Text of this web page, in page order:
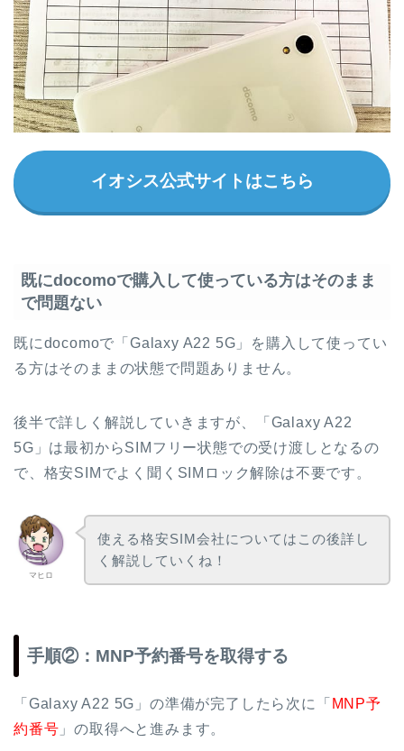
イオシス公式サイトはこちら
既にdocomoで購入して使っている方はそのまま
で問題ない
既にdocomoで「Galaxy A22 5G」を購入して使ってい
る方はそのままの状態で問題ありません。
後半で詳しく解説していきますが、「Galaxy A22
5G」は最初からSIMフリー状態での受け渡しとなるの
で、格安SIMでよく聞くSIMロック解除は不要です。
マヒロ
使える格安SIM会社についてはこの後詳し
く解説していくね！
手順②：MNP予約番号を取得する
「Galaxy A22 5G」の準備が完了したら次に「 MNP予
約番号 」の取得へと進みます。